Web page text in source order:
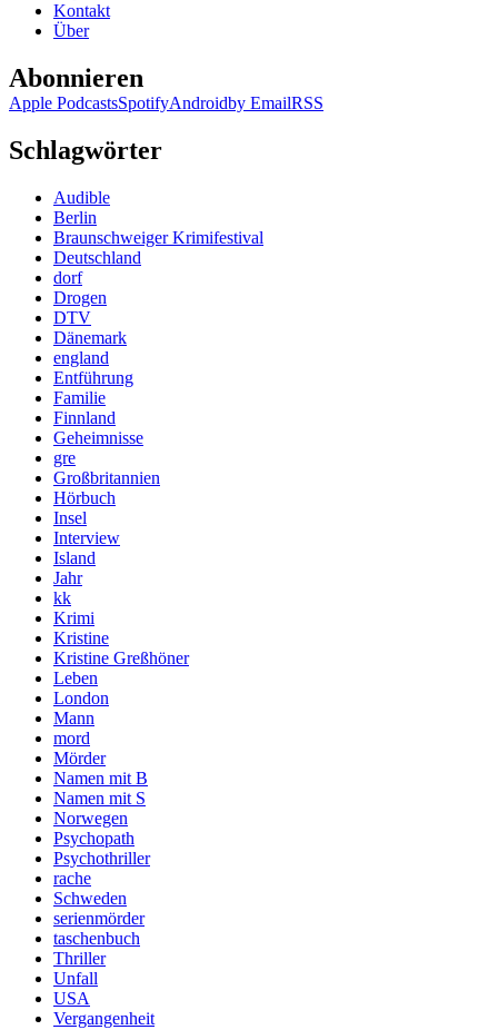
Kontakt
Über
Abonnieren
Apple PodcastsSpotifyAndroidby EmailRSS
Schlagwörter
Audible
Berlin
Braunschweiger Krimifestival
Deutschland
dorf
Drogen
DTV
Dänemark
england
Entführung
Familie
Finnland
Geheimnisse
gre
Großbritannien
Hörbuch
Insel
Interview
Island
Jahr
kk
Krimi
Kristine
Kristine Greßhöner
Leben
London
Mann
mord
Mörder
Namen mit B
Namen mit S
Norwegen
Psychopath
Psychothriller
rache
Schweden
serienmörder
taschenbuch
Thriller
Unfall
USA
Vergangenheit